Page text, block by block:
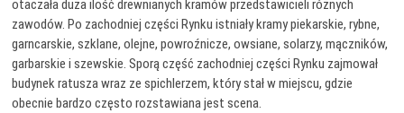
otaczała duża ilość drewnianych kramów przedstawicieli różnych
zawodów. Po zachodniej części Rynku istniały kramy piekarskie, rybne,
garncarskie, szklane, olejne, powroźnicze, owsiane, solarzy, mączników,
garbarskie i szewskie. Sporą część zachodniej części Rynku zajmował
budynek ratusza wraz ze spichlerzem, który stał w miejscu, gdzie
obecnie bardzo często rozstawiana jest scena.